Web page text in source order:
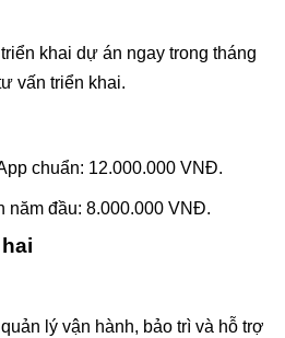
khai dự án ngay trong tháng
vấn triển khai.
chuẩn: 12.000.000 VNĐ.
năm đầu: 8.000.000 VNĐ.
lý vận hành, bảo trì và hỗ trợ